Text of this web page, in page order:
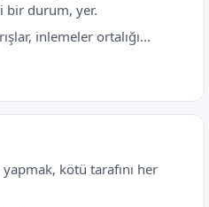
bir durum, yer.
inlemeler ortalığı...
kötü tarafını her